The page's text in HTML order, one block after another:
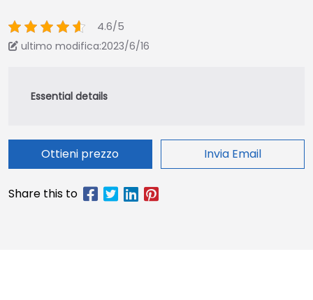
4.6/5
ultimo modifica:2023/6/16
Ottieni prezzo Invia Email